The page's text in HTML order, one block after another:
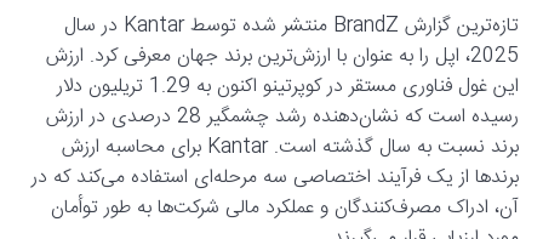
تازه‌ترین گزارش BrandZ منتشر شده توسط Kantar در سال
2025، اپل را به عنوان با ارزش‌ترین برند جهان معرفی کرد. ارزش
این غول فناوری مستقر در کوپرتینو اکنون به 1.29 تریلیون دلار
رسیده است که نشان‌دهنده رشد چشمگیر 28 درصدی در ارزش
برند نسبت به سال گذشته است. Kantar برای محاسبه ارزش
برندها از یک فرآیند اختصاصی سه مرحله‌ای استفاده می‌کند که در
آن، ادراک مصرف‌کنندگان و عملکرد مالی شرکت‌ها به طور توأمان